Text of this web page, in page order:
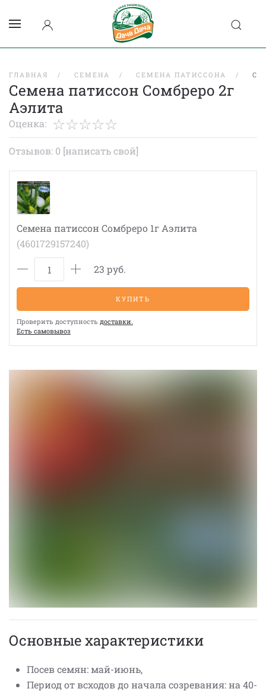
ГЛАВНАЯ СЕМЕНА СЕМЕНА ПАТИССОНА
Семена патиссон Сомбреро 2г
Аэлита
Оценка:
Отзывов: 0 [написать свой]
Семена патиссон Сомбреро 1г Аэлита
(4601729157240)
23 руб.
КУПИТЬ
Проверить доступность доставки.
Eсть cамовывоз
Основные характеристики
Посев семян: май-июнь,
Период от всходов до начала созревания: на 40-